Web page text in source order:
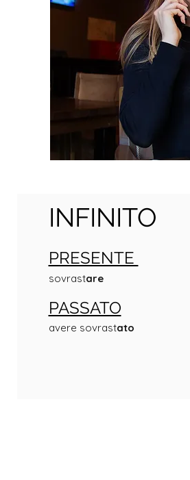
INFINITO
PRESENTE
sovrastare
PASSATO
avere sovrastato